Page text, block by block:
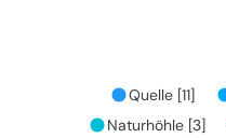
Quelle [11]
Naturhöhle [3]